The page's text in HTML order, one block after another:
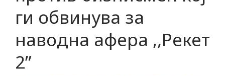
ги обвинува за
наводна афера ,,Рекет
2”